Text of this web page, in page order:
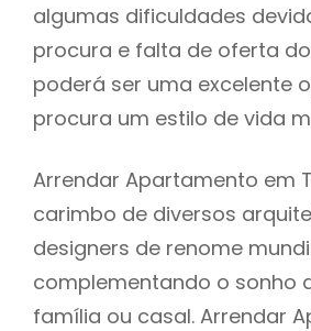
algumas dificuldades
procura e falta de oferta
poderá ser uma excelente
procura um estilo de vida
Arrendar Apartamento em
carimbo de diversos
designers de renome
complementando o sonho
família ou casal. Arrendar